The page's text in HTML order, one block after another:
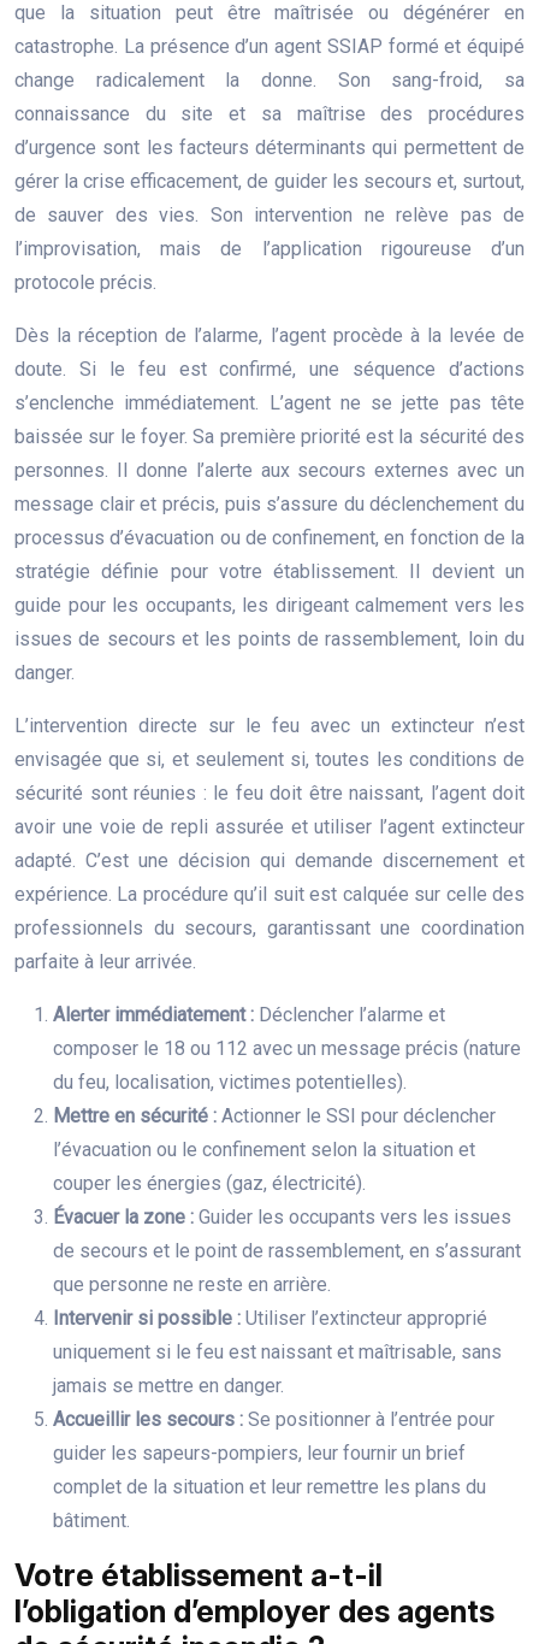
que la situation peut être maîtrisée ou dégénérer en
catastrophe. La présence d’un agent SSIAP formé et équipé
change radicalement la donne. Son sang-froid, sa
connaissance du site et sa maîtrise des procédures
d’urgence sont les facteurs déterminants qui permettent de
gérer la crise efficacement, de guider les secours et, surtout,
de sauver des vies. Son intervention ne relève pas de
l’improvisation, mais de l’application rigoureuse d’un
protocole précis.
Dès la réception de l’alarme, l’agent procède à la levée de
doute. Si le feu est confirmé, une séquence d’actions
s’enclenche immédiatement. L’agent ne se jette pas tête
baissée sur le foyer. Sa première priorité est la sécurité des
personnes. Il donne l’alerte aux secours externes avec un
message clair et précis, puis s’assure du déclenchement du
processus d’évacuation ou de confinement, en fonction de la
stratégie définie pour votre établissement. Il devient un
guide pour les occupants, les dirigeant calmement vers les
issues de secours et les points de rassemblement, loin du
danger.
L’intervention directe sur le feu avec un extincteur n’est
envisagée que si, et seulement si, toutes les conditions de
sécurité sont réunies : le feu doit être naissant, l’agent doit
avoir une voie de repli assurée et utiliser l’agent extincteur
adapté. C’est une décision qui demande discernement et
expérience. La procédure qu’il suit est calquée sur celle des
professionnels du secours, garantissant une coordination
parfaite à leur arrivée.
Alerter immédiatement : Déclencher l’alarme et
composer le 18 ou 112 avec un message précis (nature
du feu, localisation, victimes potentielles).
Mettre en sécurité : Actionner le SSI pour déclencher
l’évacuation ou le confinement selon la situation et
couper les énergies (gaz, électricité).
Évacuer la zone : Guider les occupants vers les issues
de secours et le point de rassemblement, en s’assurant
que personne ne reste en arrière.
Intervenir si possible : Utiliser l’extincteur approprié
uniquement si le feu est naissant et maîtrisable, sans
jamais se mettre en danger.
Accueillir les secours : Se positionner à l’entrée pour
guider les sapeurs-pompiers, leur fournir un brief
complet de la situation et leur remettre les plans du
bâtiment.
Votre établissement a-t-il
l’obligation d’employer des agents